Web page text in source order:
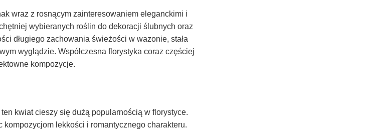
wraz z rosnącym zainteresowaniem eleganckimi i
wybieranych roślin do dekoracji ślubnych oraz
długiego zachowania świeżości w wazonie, stała
wyglądzie. Współczesna florystyka coraz częściej
kompozycje.
kwiat cieszy się dużą popularnością w florystyce.
lekkości i romantycznego charakteru.